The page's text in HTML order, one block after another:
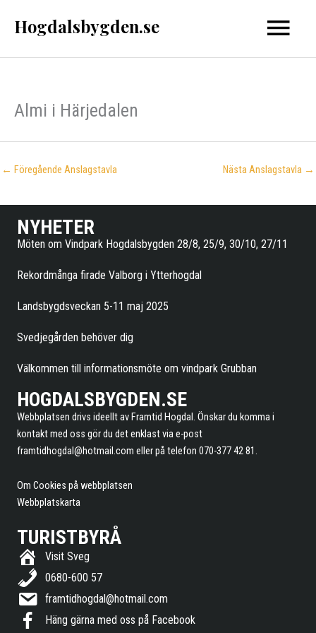
Hogdalsbygden.se
Almi i Härjedalen
← Föregående Anslagstavla Nästa Anslagstavla →
NYHETER
Möten om Vindpark Hogdalsbygden 28/8, 25/9, 30/10, 27/11
Rekordmånga firade Valborg i Ytterhogdal
Landsbygdsveckan 5-11 maj 2025
Svedjegården behöver dig
Välkommen till informationsmöte om vindpark Grubban
HOGDALSBYGDEN.SE
Webbplatsen drivs ideellt av Framtid Hogdal. Önskar du komma i
kontakt med oss gör du det enklast via e-post
framtidhogdal@hotmail.com eller på telefon 070-377 42 81.
Om Cookies på webbplatsen
Webbplatskarta
TURISTBYRÅ
Visit Sveg
0680-600 57
framtidhogdal@hotmail.com
Häng gärna med oss på Facebook